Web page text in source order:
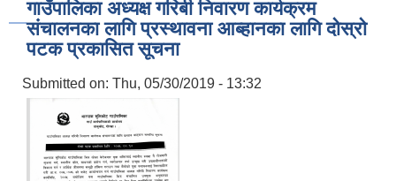
गाउँपालिका अध्यक्ष गरिबी निवारण कार्यक्रम
संचालनका लागि प्रस्थावना आब्हानका लागि दोस्रो
पटक प्रकासित सूचना
Submitted on: Thu, 05/30/2019 - 13:32